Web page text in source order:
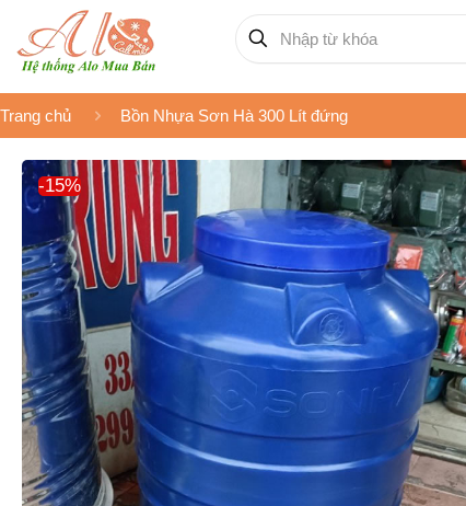
Trang chủ Bồn Nhựa Sơn Hà 300 Lít đứng
-15%